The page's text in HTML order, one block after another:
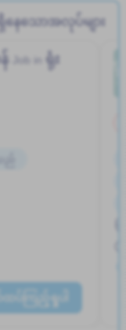
နေသောအလုပ်များ
ရုံး
ည်
ပ်ကြည့်ရှုပါ